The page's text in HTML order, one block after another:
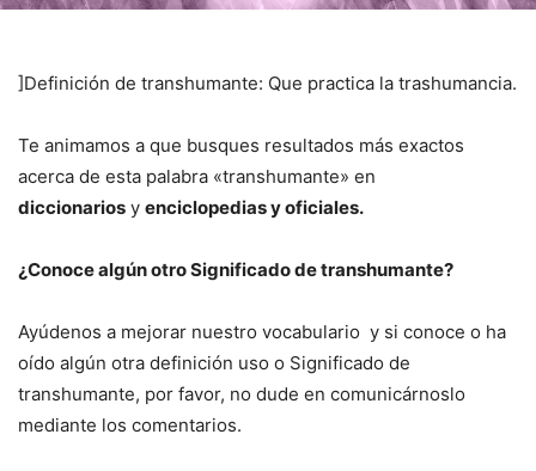
]Definición de transhumante: Que practica la trashumancia.
Te animamos a que busques resultados más exactos
acerca de esta palabra «transhumante» en
diccionarios y enciclopedias y oficiales.
¿Conoce algún otro Significado de transhumante?
Ayúdenos a mejorar nuestro vocabulario y si conoce o ha
oído algún otra definición uso o Significado de
transhumante, por favor, no dude en comunicárnoslo
mediante los comentarios.